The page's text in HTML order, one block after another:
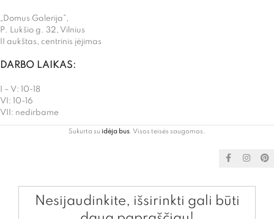
„Domus Galerija”,
P. Lukšio g. 32, Vilnius
II aukštas, centrinis įėjimas
DARBO LAIKAS:
I – V: 10-18
VI: 10-16
VII: nedirbame
Sukurta su idėja bus . Visos teisės saugomos.
Nesijaudinkite, išsirinkti gali būti